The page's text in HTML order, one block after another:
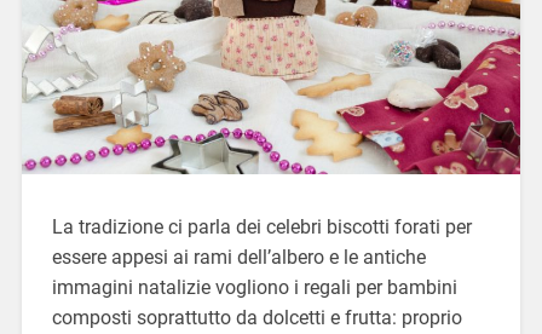
La tradizione ci parla dei celebri biscotti forati per
essere appesi ai rami dell’albero e le antiche
immagini natalizie vogliono i regali per bambini
composti soprattutto da dolcetti e frutta: proprio